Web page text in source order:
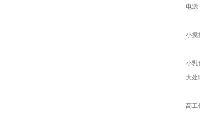
电源
小搅
小乳
大处
高工